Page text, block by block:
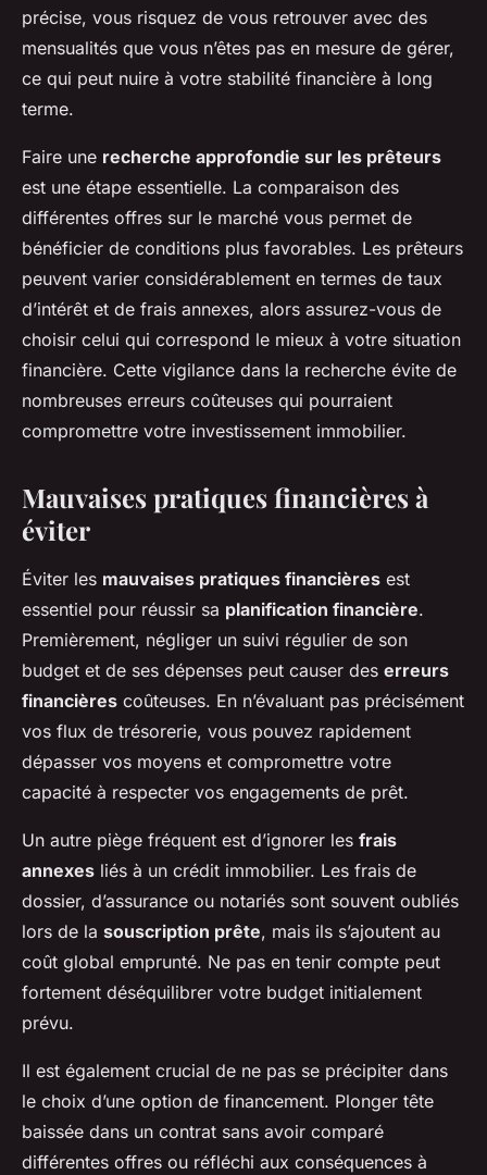
précise, vous risquez de vous retrouver avec des
mensualités que vous n’êtes pas en mesure de gérer,
ce qui peut nuire à votre stabilité financière à long
terme.
Faire une recherche approfondie sur les prêteurs
est une étape essentielle. La comparaison des
différentes offres sur le marché vous permet de
bénéficier de conditions plus favorables. Les prêteurs
peuvent varier considérablement en termes de taux
d’intérêt et de frais annexes, alors assurez-vous de
choisir celui qui correspond le mieux à votre situation
financière. Cette vigilance dans la recherche évite de
nombreuses erreurs coûteuses qui pourraient
compromettre votre investissement immobilier.
Mauvaises pratiques financières à
éviter
Éviter les mauvaises pratiques financières est
essentiel pour réussir sa planification financière.
Premièrement, négliger un suivi régulier de son
budget et de ses dépenses peut causer des erreurs
financières coûteuses. En n’évaluant pas précisément
vos flux de trésorerie, vous pouvez rapidement
dépasser vos moyens et compromettre votre
capacité à respecter vos engagements de prêt.
Un autre piège fréquent est d’ignorer les frais
annexes liés à un crédit immobilier. Les frais de
dossier, d’assurance ou notariés sont souvent oubliés
lors de la souscription prête, mais ils s’ajoutent au
coût global emprunté. Ne pas en tenir compte peut
fortement déséquilibrer votre budget initialement
prévu.
Il est également crucial de ne pas se précipiter dans
le choix d’une option de financement. Plonger tête
baissée dans un contrat sans avoir comparé
différentes offres ou réfléchi aux conséquences à